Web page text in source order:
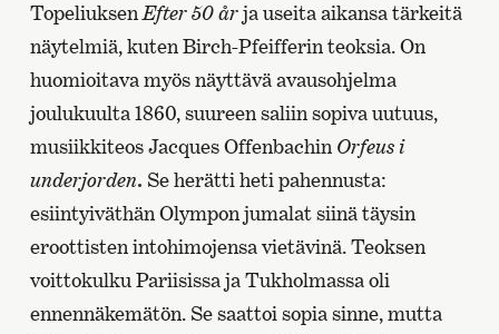
Topeliuksen Efter 50 årja useita aikansa tärkeitä
näytelmiä, kuten Birch-Pfeifferin teoksia. On
huomioitava myös näyttävä avausohjelma
joulukuulta 1860, suureen saliin sopiva uutuus,
musiikkiteos Jacques Offenbachin Orfeus i
underjorden. Se herätti heti pahennusta:
esiintyiväthän Olympon jumalat siinä täysin
eroottisten intohimojensa vietävinä. Teoksen
voittokulku Pariisissa ja Tukholmassa oli
ennennäkemätön. Se saattoi sopia sinne, mutta